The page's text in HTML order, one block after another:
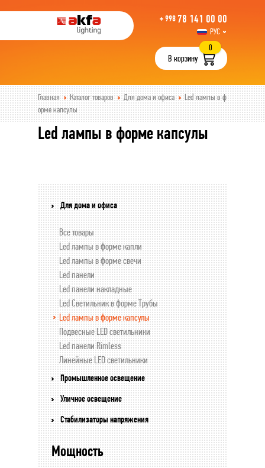
+ 998 78 141 00 00
РУС
UZB
В корзину
0
Главная Каталог товаров Для дома и офиса
Led лампы в ф
орме капсулы
Led лампы в форме капсулы
Для дома и офиса
Все товары
Led лампы в форме капли
Led лампы в форме свечи
Led панели
Led панели накладные
Led Светильник в форме Трубы
Led лампы в форме капсулы
Подвесные LED светильники
Led панели Rimless
Линейные LED светильники
Промышленное освещение
Уличное освещение
Стабилизаторы напряжения
Мощность